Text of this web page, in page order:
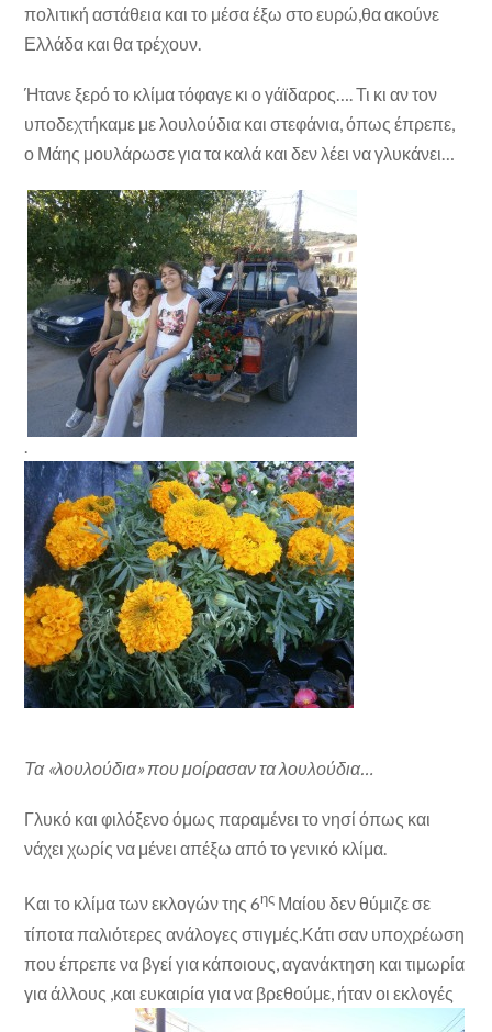
πολιτική αστάθεια και το μέσα έξω στο ευρώ,θα ακούνε
Ελλάδα και θα τρέχουν.
Ήτανε ξερό το κλίμα τόφαγε κι ο γάϊδαρος…. Τι κι αν τον
υποδεχτήκαμε με λουλούδια και στεφάνια, όπως έπρεπε,
ο Μάης μουλάρωσε για τα καλά και δεν λέει να γλυκάνει…
Τα «λουλούδια» που μοίρασαν τα λουλούδια…
Γλυκό και φιλόξενο όμως παραμένει το νησί όπως και
νάχει χωρίς να μένει απέξω από το γενικό κλίμα.
Και το κλίμα των εκλογών της 6ης Μαίου δεν θύμιζε σε
τίποτα παλιότερες ανάλογες στιγμές.Κάτι σαν υποχρέωση
που έπρεπε να βγεί για κάποιους, αγανάκτηση και τιμωρία
για άλλους ,και ευκαιρία για να βρεθούμε, ήταν οι εκλογές